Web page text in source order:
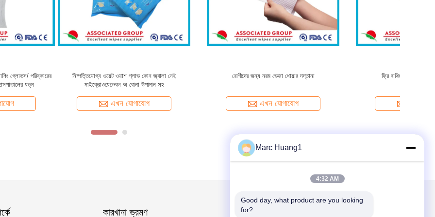
জন্য নরম ভেজা ধোয়ার দস্তানা ফ্রি বাথিং ওয়েট ওয়াশ গ্লাভ ধুয়ে ফেলুন বিগ পার্ল ডট স্পুনলেস স্ক্রাব ওয়েট ওয়াইপ গ্লাভস
কারখানা ভ্রমণ আমাদের মেইল ​​করুন
Marc Huang1
4:32 AM
Good day, what product are you looking
for?